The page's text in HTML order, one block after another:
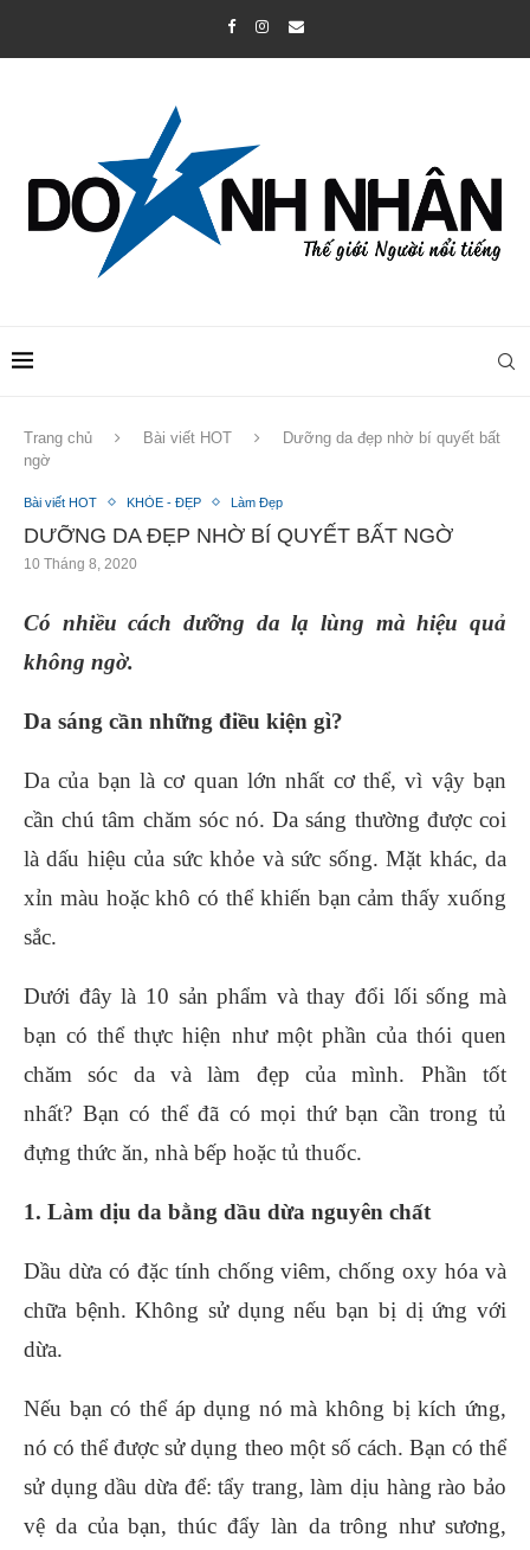
Trang chủ Bài viết HOT
Dưỡng da đẹp nhờ bí quyết bất
ngờ
Bài viết HOT KHỎE - ĐẸP Làm Đẹp
DƯỠNG DA ĐẸP NHỜ BÍ QUYẾT BẤT NGỜ
10 Tháng 8, 2020
Có nhiều cách dưỡng da lạ lùng mà hiệu quả
không ngờ.
Da sáng cần những điều kiện gì?
Da của bạn là cơ quan lớn nhất cơ thể, vì vậy bạn
cần chú tâm chăm sóc nó. Da sáng thường được coi
là dấu hiệu của sức khỏe và sức sống. Mặt khác, da
xỉn màu hoặc khô có thể khiến bạn cảm thấy xuống
sắc.
Dưới đây là 10 sản phẩm và thay đổi lối sống mà
bạn có thể thực hiện như một phần của thói quen
chăm sóc da và làm đẹp của mình. Phần tốt
nhất? Bạn có thể đã có mọi thứ bạn cần trong tủ
đựng thức ăn, nhà bếp hoặc tủ thuốc.
1. Làm dịu da bằng dầu dừa nguyên chất
Dầu dừa có đặc tính chống viêm, chống oxy hóa và
chữa bệnh. Không sử dụng nếu bạn bị dị ứng với
dừa.
Nếu bạn có thể áp dụng nó mà không bị kích ứng,
nó có thể được sử dụng theo một số cách. Bạn có thể
sử dụng dầu dừa để: tẩy trang, làm dịu hàng rào bảo
vệ da của bạn, thúc đẩy làn da trông như sương,